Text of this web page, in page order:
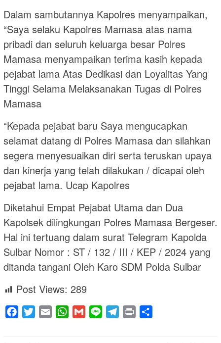
Dalam sambutannya Kapolres menyampaikan,
“Saya selaku Kapolres Mamasa atas nama
pribadi dan seluruh keluarga besar Polres
Mamasa menyampaikan terima kasih kepada
pejabat lama Atas Dedikasi dan Loyalitas Yang
Tinggi Selama Melaksanakan Tugas di Polres
Mamasa
“Kepada pejabat baru Saya mengucapkan
selamat datang di Polres Mamasa dan silahkan
segera menyesuaikan diri serta teruskan upaya
dan kinerja yang telah dilakukan / dicapai oleh
pejabat lama. Ucap Kapolres
Diketahui Empat Pejabat Utama dan Dua
Kapolsek dilingkungan Polres Mamasa Bergeser.
Hal ini tertuang dalam surat Telegram Kapolda
Sulbar Nomor : ST / 132 / III / KEP / 2024 yang
ditanda tangani Oleh Karo SDM Polda Sulbar
Post Views: 289
Facebook
Twitter Email WhatsApp
Gmail Line Telegram
Print